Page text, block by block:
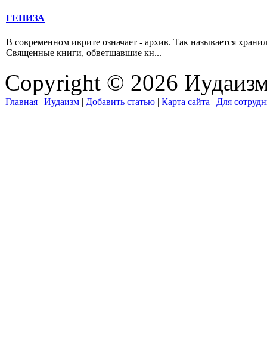
ГЕНИЗА
В современном иврите означает - архив. Так называется
Священные книги, обветшавшие кн...
Copyright © 2026
Главная | Иудаизм | Добавить статью | Карта сайта | Для